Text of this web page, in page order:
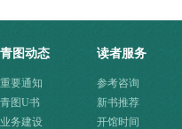
青图动态
重要通知
青图U书
业务建设
读者服务
参考咨询
新书推荐
开馆时间